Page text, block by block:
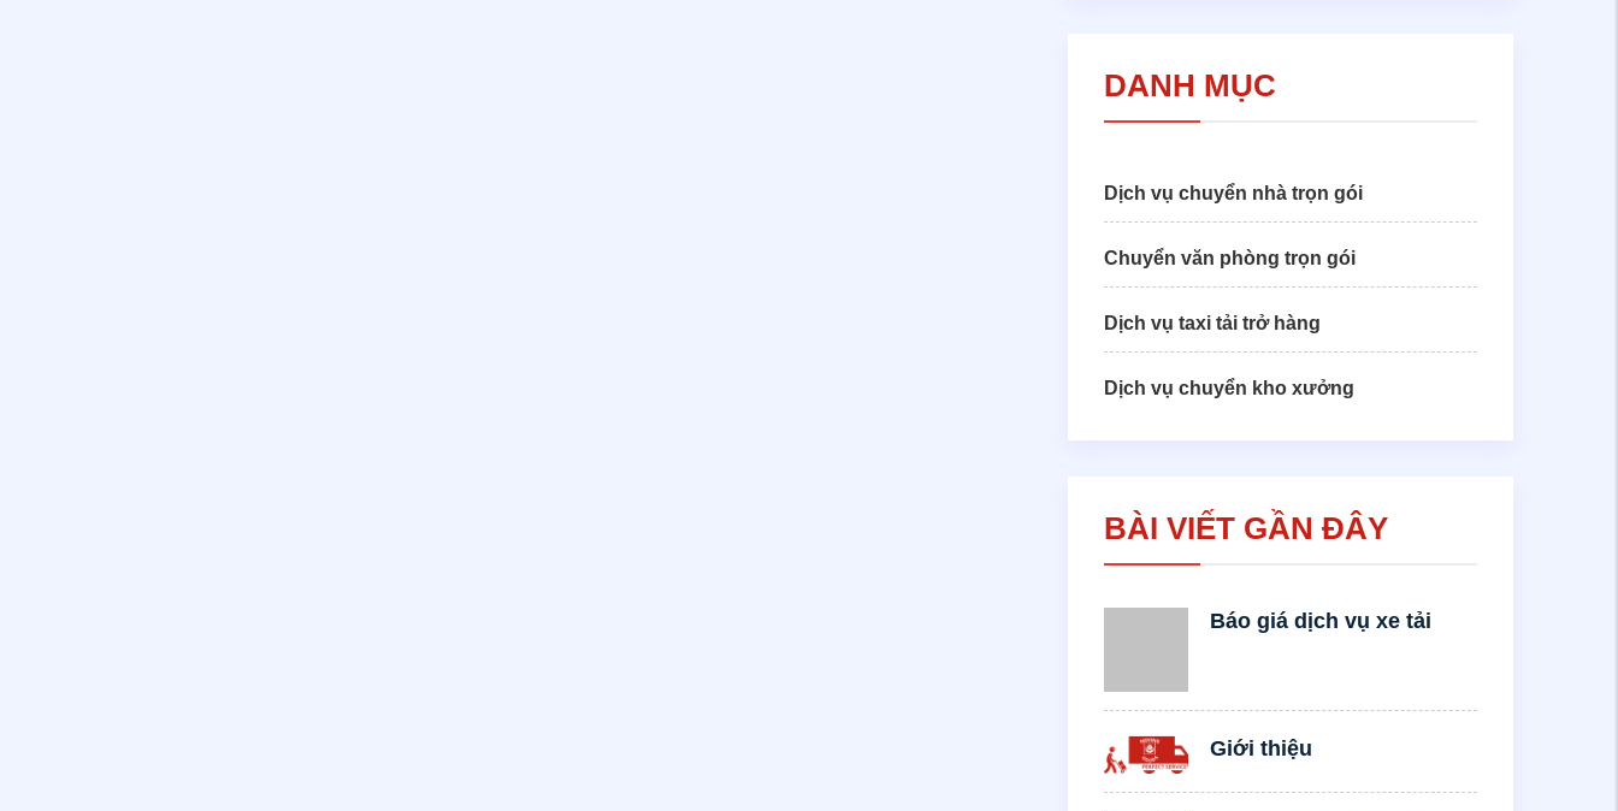
DANH MỤC
Dịch vụ chuyển nhà trọn gói
Chuyển văn phòng trọn gói
Dịch vụ taxi tải trở hàng
Dịch vụ chuyển kho xưởng
BÀI VIẾT GẦN ĐÂY
Báo giá dịch vụ xe tải
Giới thiệu